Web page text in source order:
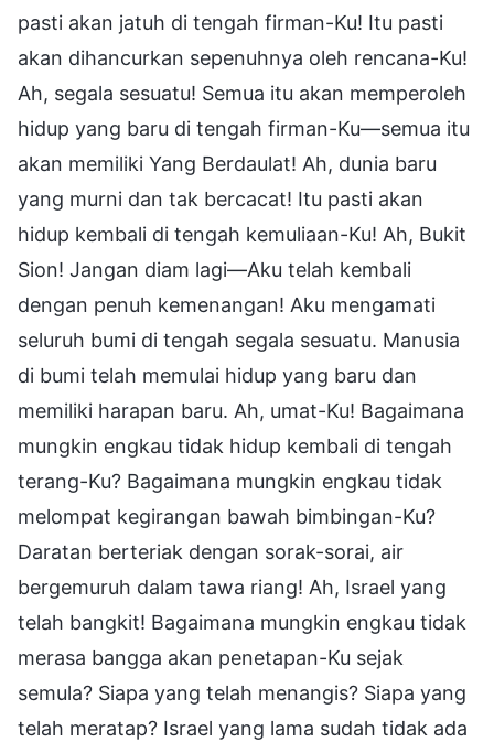
pasti akan jatuh di tengah firman-Ku! Itu pasti
akan dihancurkan sepenuhnya oleh rencana-Ku!
Ah, segala sesuatu! Semua itu akan memperoleh
hidup yang baru di tengah firman-Ku—semua itu
akan memiliki Yang Berdaulat! Ah, dunia baru
yang murni dan tak bercacat! Itu pasti akan
hidup kembali di tengah kemuliaan-Ku! Ah, Bukit
Sion! Jangan diam lagi—Aku telah kembali
dengan penuh kemenangan! Aku mengamati
seluruh bumi di tengah segala sesuatu. Manusia
di bumi telah memulai hidup yang baru dan
memiliki harapan baru. Ah, umat-Ku! Bagaimana
mungkin engkau tidak hidup kembali di tengah
terang-Ku? Bagaimana mungkin engkau tidak
melompat kegirangan bawah bimbingan-Ku?
Daratan berteriak dengan sorak-sorai, air
bergemuruh dalam tawa riang! Ah, Israel yang
telah bangkit! Bagaimana mungkin engkau tidak
merasa bangga akan penetapan-Ku sejak
semula? Siapa yang telah menangis? Siapa yang
telah meratap? Israel yang lama sudah tidak ada